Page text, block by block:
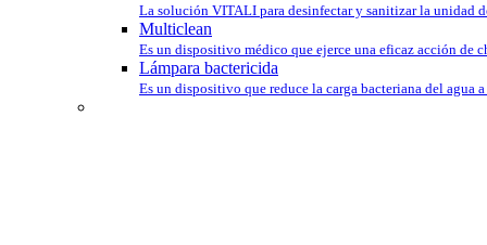
La solución VITALI para desinfectar y sanitizar la unidad
Multiclean
Es un dispositivo médico que ejerce una eficaz acción de
Lámpara bactericida
Es un dispositivo que reduce la carga bacteriana del agua